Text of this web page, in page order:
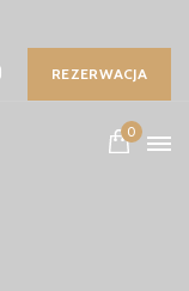
REZERWACJA
0